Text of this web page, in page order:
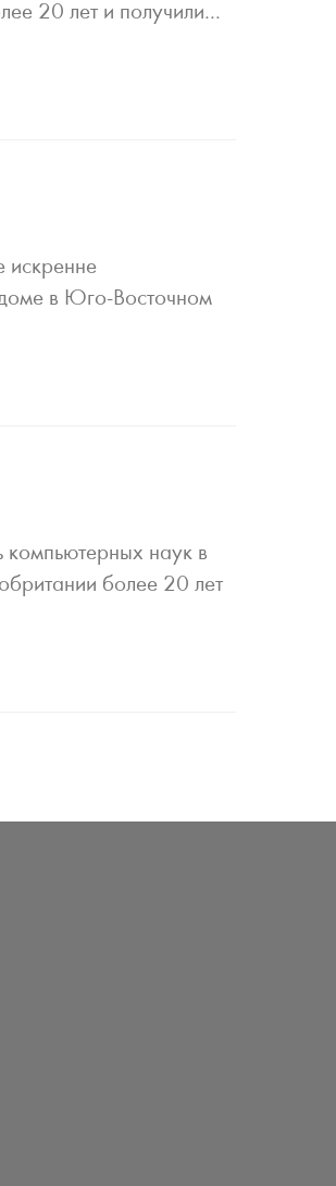
20 лет и получили...
искренне
в Юго-Восточном
наук в
более 20 лет